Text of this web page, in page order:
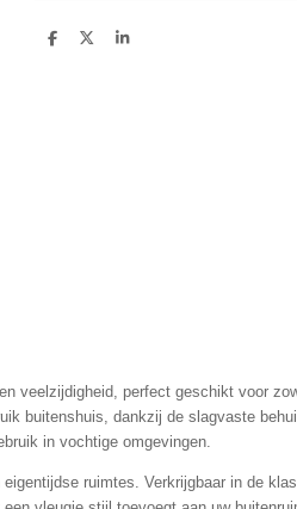
D
D
S
veelzijdigheid, perfect geschikt voor
buitenshuis, dankzij de slagvaste
in vochtige omgevingen.
ruimtes. Verkrijgbaar in de